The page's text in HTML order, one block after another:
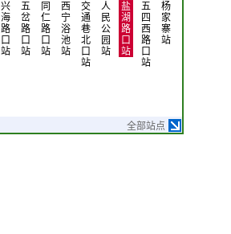
兴
海
路
口
站
五
岔
路
口
站
同
仁
路
口
站
西
宁
浴
池
站
交
通
巷
北
口
站
人
民
公
园
站
盐
湖
路
口
站
五
四
西
路
口
站
杨
家
寨
站
全部站点